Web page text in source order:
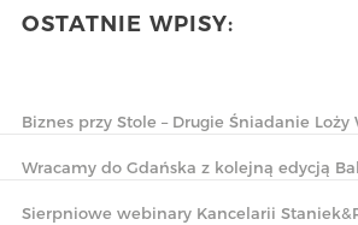
OSTATNIE WPISY:
Biznes przy Stole – Drugie Śniadanie Loży
Wracamy do Gdańska z kolejną edycją
Sierpniowe webinary Kancelarii